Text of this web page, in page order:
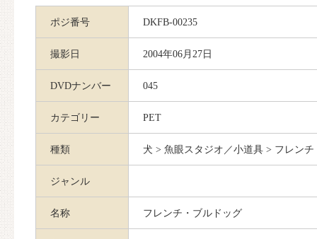
ポジ番号 DKFB-00235
撮影日 2004年06月27日
DVDナンバー 045
カテゴリー PET
種類 犬 > 魚眼スタジオ／小道具 > フレン
ジャンル
名称 フレンチ・ブルドッグ